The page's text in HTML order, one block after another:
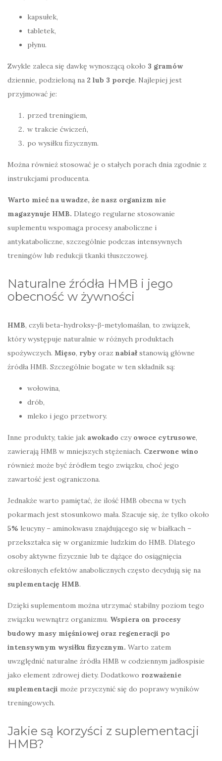
kapsułek,
tabletek,
płynu.
Zwykle zaleca się dawkę wynoszącą około 3 gramów
dziennie, podzieloną na 2 lub 3 porcje. Najlepiej jest
przyjmować je:
przed treningiem,
w trakcie ćwiczeń,
po wysiłku fizycznym.
Można również stosować je o stałych porach dnia zgodnie z
instrukcjami producenta.
Warto mieć na uwadze, że nasz organizm nie
magazynuje HMB. Dlatego regularne stosowanie
suplementu wspomaga procesy anaboliczne i
antykataboliczne, szczególnie podczas intensywnych
treningów lub redukcji tkanki tłuszczowej.
Naturalne źródła HMB i jego
obecność w żywności
HMB, czyli beta-hydroksy-β-metylomaślan, to związek,
który występuje naturalnie w różnych produktach
spożywczych. Mięso, ryby oraz nabiał stanowią główne
źródła HMB. Szczególnie bogate w ten składnik są:
wołowina,
drób,
mleko i jego przetwory.
Inne produkty, takie jak awokado czy owoce cytrusowe,
zawierają HMB w mniejszych stężeniach. Czerwone wino
również może być źródłem tego związku, choć jego
zawartość jest ograniczona.
Jednakże warto pamiętać, że ilość HMB obecna w tych
pokarmach jest stosunkowo mała. Szacuje się, że tylko około
5% leucyny – aminokwasu znajdującego się w białkach –
przekształca się w organizmie ludzkim do HMB. Dlatego
osoby aktywne fizycznie lub te dążące do osiągnięcia
określonych efektów anabolicznych często decydują się na
suplementację HMB.
Dzięki suplementom można utrzymać stabilny poziom tego
związku wewnątrz organizmu. Wspiera on procesy
budowy masy mięśniowej oraz regeneracji po
intensywnym wysiłku fizycznym. Warto zatem
uwzględnić naturalne źródła HMB w codziennym jadłospisie
jako element zdrowej diety. Dodatkowo rozważenie
suplementacji może przyczynić się do poprawy wyników
treningowych.
Jakie są korzyści z suplementacji
HMB?